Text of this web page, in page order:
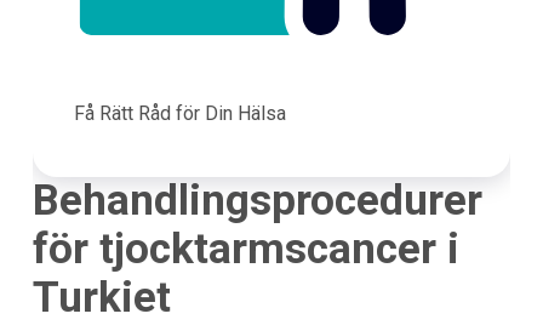
Få Rätt Råd för Din Hälsa
Behandlingsprocedurer
för tjocktarmscancer i
Turkiet